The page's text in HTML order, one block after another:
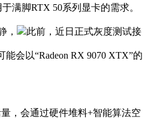
满脚RTX 50系列显卡的需求。
， 此前，近日正式灰度测试接
会以“Radeon RX 9070 XTX”的
，会通过硬件堆料+智能算法空